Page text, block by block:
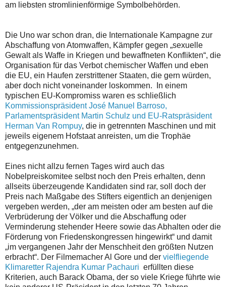
am liebsten stromlinienförmige Symbolbehörden.
Die Uno war schon dran, die Internationale Kampagne zur
Abschaffung von Atomwaffen, Kämpfer gegen „sexuelle
Gewalt als Waffe in Kriegen und bewaffneten Konflikten“, die
Organisation für das Verbot chemischer Waffen und eben
die EU, ein Haufen zerstrittener Staaten, die gern würden,
aber doch nicht voneinander loskommen. In einem
typischen EU-Kompromiss waren es schließlich
Kommissionspräsident José Manuel Barroso,
Parlamentspräsident Martin Schulz und EU-Ratspräsident
Herman Van Rompuy, die in getrennten Maschinen und mit
jeweils eigenem Hofstaat anreisten, um die Trophäe
entgegenzunehmen.
Eines nicht allzu fernen Tages wird auch das
Nobelpreiskomitee selbst noch den Preis erhalten, denn
allseits überzeugende Kandidaten sind rar, soll doch der
Preis nach Maßgabe des Stifters eigentlich an denjenigen
vergeben werden, „der am meisten oder am besten auf die
Verbrüderung der Völker und die Abschaffung oder
Verminderung stehender Heere sowie das Abhalten oder die
Förderung von Friedenskongressen hingewirkt“ und damit
„im vergangenen Jahr der Menschheit den größten Nutzen
erbracht“. Der Filmemacher Al Gore und der vielfliegende
Klimaretter Rajendra Kumar Pachauri erfüllten diese
Kriterien, auch Barack Obama, der so viele Kriege führte wie